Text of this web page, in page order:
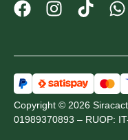
Copyright © 2026
01989370893 – RUOP: